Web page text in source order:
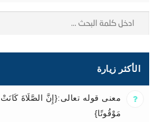
الأكثر زيارة
معنى قوله تعالى:{إِنَّ الصَّلَاةَ كَانَتْ
مَوْقُوتًا}